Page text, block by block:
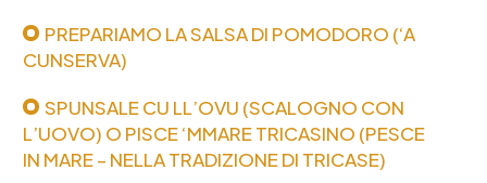
PREPARIAMO LA SALSA DI POMODORO (‘A
CUNSERVA)
SPUNSALE CU LL’OVU (SCALOGNO CON
L’UOVO) O PISCE ‘MMARE TRICASINO (PESCE
IN MARE – NELLA TRADIZIONE DI TRICASE)